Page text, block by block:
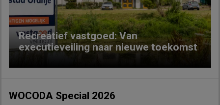
Recreatief vastgoed: Van
executieveiling naar nieuwe toekomst
WOCODA Special 2026